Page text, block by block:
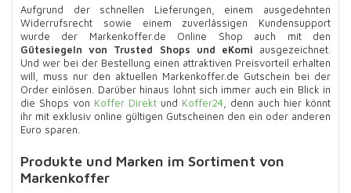
Aufgrund der schnellen Lieferungen, einem ausgedehnten
Widerrufsrecht sowie einem zuverlässigen Kundensupport
wurde der Markenkoffer.de Online Shop auch mit den
Gütesiegeln von Trusted Shops und eKomi ausgezeichnet.
Und wer bei der Bestellung einen attraktiven Preisvorteil erhalten
will, muss nur den aktuellen Markenkoffer.de Gutschein bei der
Order einlösen. Darüber hinaus lohnt sich immer auch ein Blick in
die Shops von Koffer Direkt und Koffer24 , denn auch hier könnt
ihr mit exklusiv online gültigen Gutscheinen den ein oder anderen
Euro sparen.
Produkte und Marken im Sortiment von
Markenkoffer